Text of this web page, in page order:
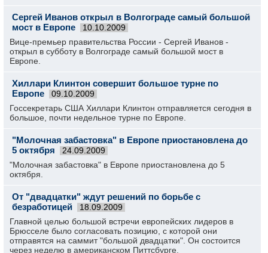
Сергей Иванов открыл в Волгограде самый большой
мост в Европе
10.10.2009
Вице-премьер правительства России - Сергей Иванов -
открыл в субботу в Волгограде самый большой мост в
Европе.
Хиллари Клинтон совершит большое турне по
Европе
09.10.2009
Госсекретарь США Хиллари Клинтон отправляется сегодня в
большое, почти недельное турне по Европе.
"Молочная забастовка" в Европе приостановлена до
5 октября
24.09.2009
"Молочная забастовка" в Европе приостановлена до 5
октября.
От "двадцатки" ждут решений по борьбе с
безработицей
18.09.2009
Главной целью большой встречи европейских лидеров в
Брюсселе было согласовать позицию, с которой они
отправятся на саммит "большой двадцатки". Он состоится
через неделю в американском Питтсбурге.